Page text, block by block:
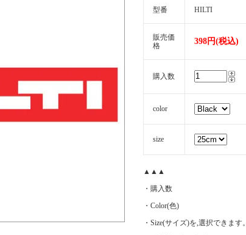
型番 HILTI
販売価
格
398円(税込)
購入数
color
size
▲▲▲
・購入数
・Color(色)
・Size(サイズ)を,選択できます。